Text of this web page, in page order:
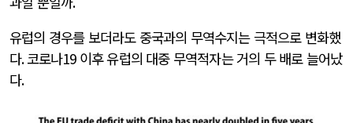
유럽의 경우를 보더라도 중국과의 무역수지는 극적으로 변화했
다.코로나19 이후 유럽의 대중 무역적자는 거의 두 배로 늘어났
다.